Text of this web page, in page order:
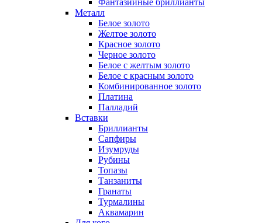
Фантазийные бриллианты
Металл
Белое золото
Желтое золото
Красное золото
Черное золото
Белое с желтым золото
Белое с красным золото
Комбинированное золото
Платина
Палладий
Вставки
Бриллианты
Сапфиры
Изумруды
Рубины
Топазы
Танзаниты
Гранаты
Турмалины
Аквамарин